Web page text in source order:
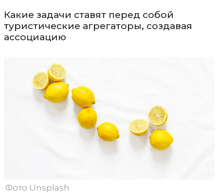
Какие задачи ставят перед собой
туристические агрегаторы, создавая
ассоциацию
Фото Unsplash